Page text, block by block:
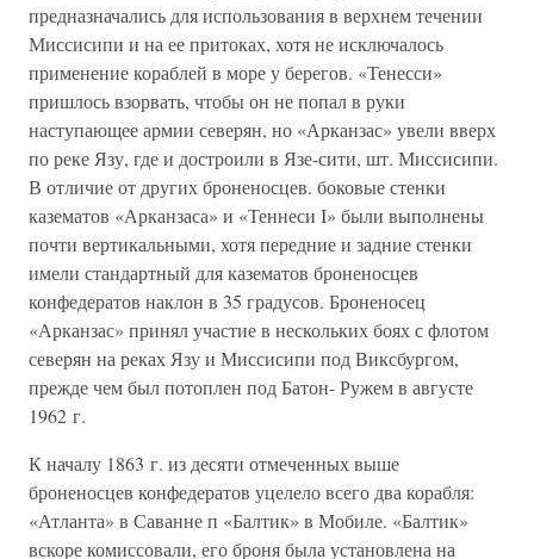
предназначались для использования в верхнем течении
Миссисипи и на ее притоках, хотя не исключалось
применение кораблей в море у берегов. «Тенесси»
пришлось взорвать, чтобы он не попал в руки
наступающее армии северян, но «Арканзас» увели вверх
по реке Язу, где и достроили в Язе-сити, шт. Миссисипи.
В отличие от других броненосцев. боковые стенки
казематов «Арканзаса» и «Теннеси I» были выполнены
почти вертикальными, хотя передние и задние стенки
имели стандартный для казематов броненосцев
конфедератов наклон в 35 градусов. Броненосец
«Арканзас» принял участие в нескольких боях с флотом
северян на реках Язу и Миссисипи под Виксбургом,
прежде чем был потоплен под Батон- Ружем в августе
1962 г.
К началу 1863 г. из десяти отмеченных выше
броненосцев конфедератов уцелело всего два корабля:
«Атланта» в Саванне п «Балтик» в Мобиле. «Балтик»
вскоре комиссовали, его броня была установлена на